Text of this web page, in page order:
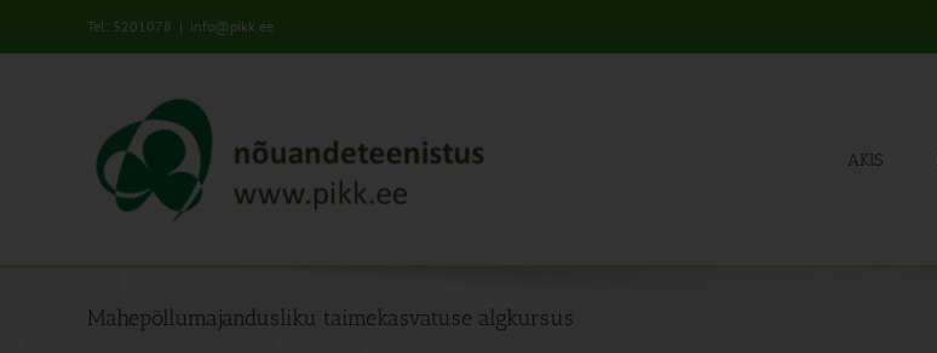
Tel: 5201078 | info@pikk.ee
AKIS
Mahepõllumajandusliku taimekasvatuse algkursus